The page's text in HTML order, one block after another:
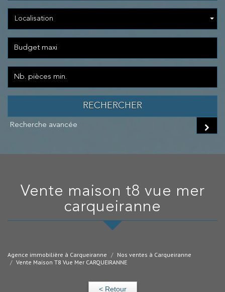
Localisation
RECHERCHER
Recherche avancée
vente maison t8 vue mer
carqueiranne
Agence immobilière à Carqueiranne
Nos ventes à Carqueiranne
Vente Maison T8 Vue Mer CARQUEIRANNE
< Retour